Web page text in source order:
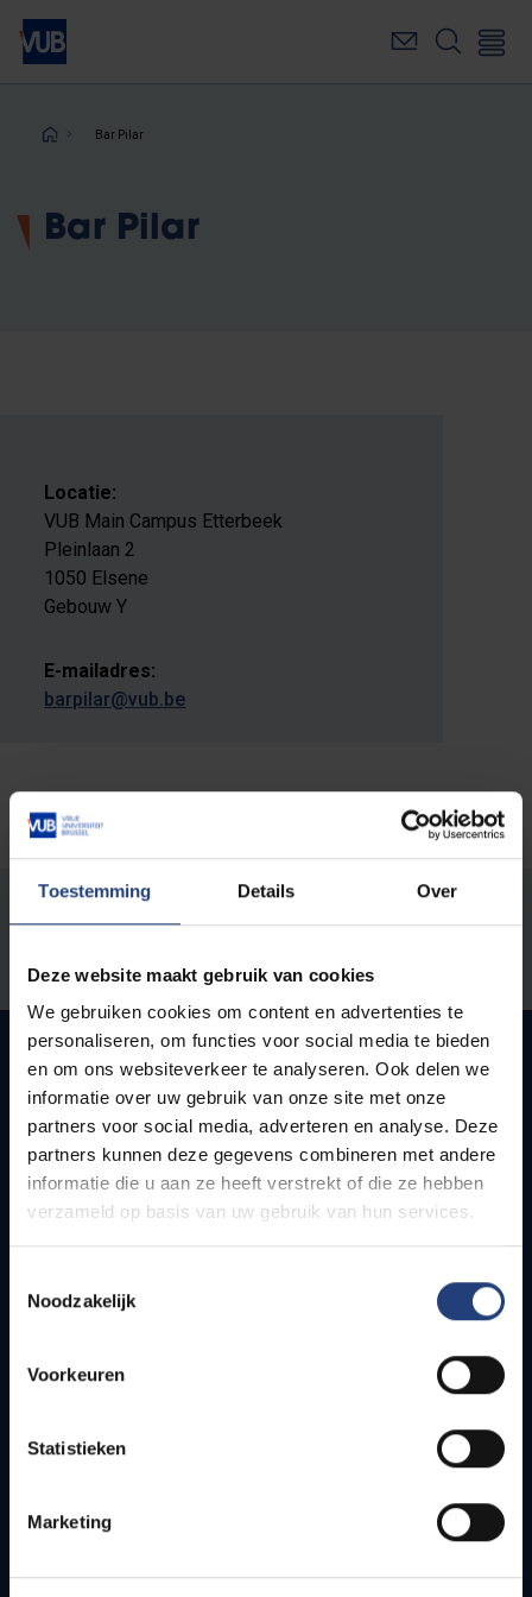
Toestemming Details Over
Deze website maakt gebruik van cookies
We gebruiken cookies om content en advertenties te
personaliseren, om functies voor social media te bieden
en om ons websiteverkeer te analyseren. Ook delen we
informatie over uw gebruik van onze site met onze
partners voor social media, adverteren en analyse. Deze
partners kunnen deze gegevens combineren met andere
informatie die u aan ze heeft verstrekt of die ze hebben
verzameld op basis van uw gebruik van hun services.
Noodzakelijk
Voorkeuren
Statistieken
Marketing
Overslaan
naar
inhoudKruimelpad
Bar Pilar
Bar Pilar
Locatie:
VUB Main Campus Etterbeek
Pleinlaan 2
1050 Elsene
Gebouw Y
E-mailadres:
barpilar@vub.be
Stond er een fout op deze pagina?
Snel naar
Webmail
Jobs
Lesroosters
Bereikbaarheid
Campusfaciliteiten
Info voor
Pers
PhD-studenten
Werkstudenten